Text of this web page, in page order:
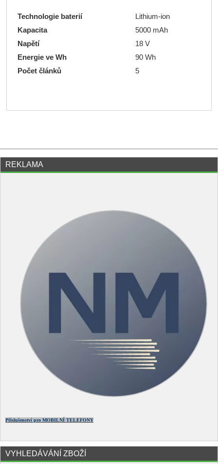
Technologie baterií
Lithium-ion
Kapacita
5000 mAh
Napětí
18 V
Energie ve Wh
90 Wh
Počet článků
5
REKLAMA
Příslušenství pro MOBILNÍ TELEFONY
VYHLEDÁVÁNÍ ZBOŽÍ